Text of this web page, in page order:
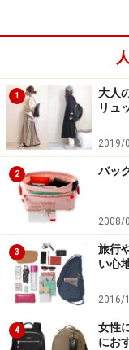
1
大人
リュ
2019/
2 バッ
2008/
3
旅行
い心
2016/
4
女性
にお